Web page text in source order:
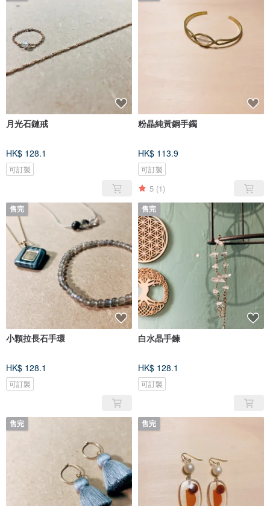
月光石鏈戒
HK$ 128.1
可訂製
粉晶純黃銅手鐲
HK$ 113.9
可訂製
5 (1)
售完
小顆拉長石手環
HK$ 128.1
可訂製
售完
白水晶手鍊
HK$ 128.1
可訂製
售完 售完